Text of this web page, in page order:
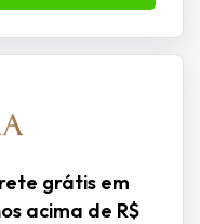
grátis em
acima de R$